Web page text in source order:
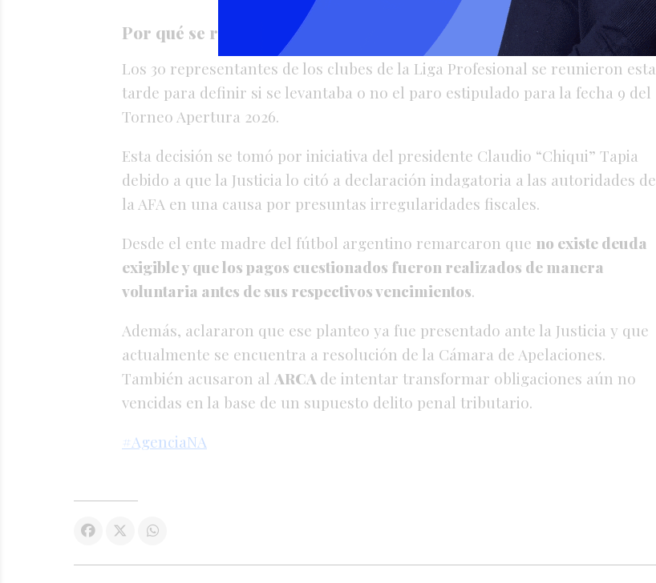
Por qué se reunieron los dirigentes
Los 30 representantes de los clubes de la Liga Profesional se reunieron esta
tarde para definir si se levantaba o no el paro estipulado para la fecha 9 del
Torneo Apertura 2026.
Esta decisión se tomó por iniciativa del presidente Claudio “Chiqui” Tapia
debido a que la Justicia lo citó a declaración indagatoria a las autoridades de
la AFA en una causa por presuntas irregularidades fiscales.
Desde el ente madre del fútbol argentino remarcaron que no existe deuda
exigible y que los pagos cuestionados fueron realizados de manera
voluntaria antes de sus respectivos vencimientos.
Además, aclararon que ese planteo ya fue presentado ante la Justicia y que
actualmente se encuentra a resolución de la Cámara de Apelaciones.
También acusaron al ARCA de intentar transformar obligaciones aún no
vencidas en la base de un supuesto delito penal tributario.
#AgenciaNA